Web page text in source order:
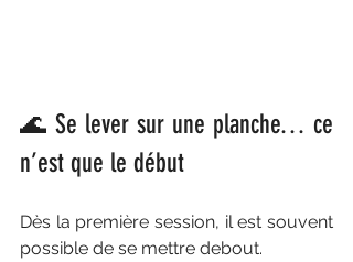
🌊 Se lever sur une planche… ce
n’est que le début
Dès la première session, il est souvent
possible de se mettre debout.